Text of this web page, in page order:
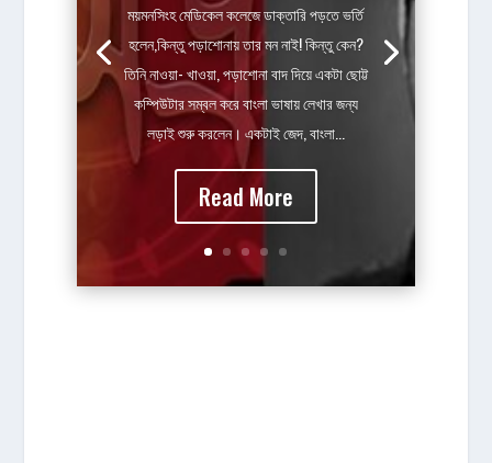
ময়মনসিংহ মেডিকেল কলেজে ডাক্তারি পড়তে ভর্তি
হলেন,কিন্তু পড়াশোনায় তার মন নাই! কিন্তু কেন?
তিনি নাওয়া- খাওয়া, পড়াশোনা বাদ দিয়ে একটা ছোট্ট
কম্পিউটার সম্বল করে বাংলা ভাষায় লেখার জন্য
লড়াই শুরু করলেন। একটাই জেদ, বাংলা...
Read More